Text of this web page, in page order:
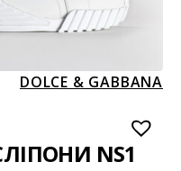
DOLCE & GABBANA
NS1